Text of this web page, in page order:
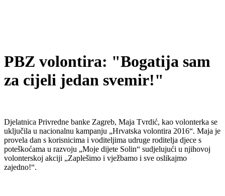
PBZ volontira: "Bogatija sam
za cijeli jedan svemir!"
Djelatnica Privredne banke Zagreb, Maja Tvrdić, kao volonterka se
uključila u nacionalnu kampanju „Hrvatska volontira 2016“. Maja je
provela dan s korisnicima i voditeljima udruge roditelja djece s
poteškoćama u razvoju „Moje dijete Solin“ sudjelujući u njihovoj
volonterskoj akciji „Zaplešimo i vježbamo i sve oslikajmo
zajedno!“.